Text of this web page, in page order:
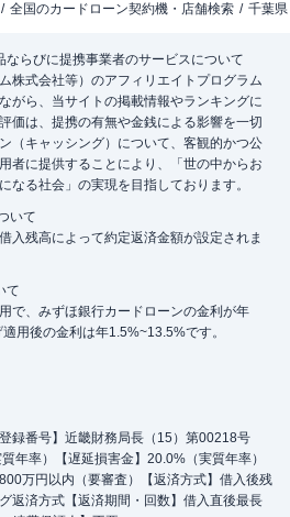
全国のカードローン契約機・店舗検索 千葉県
らびに提携事業者のサービスについて
株式会社等）のアフィリエイトプログラム
がら、当サイトの掲載情報やランキングに
価は、提携の有無や金銭による影響を一切
（キャッシング）について、客観的かつ公
者に提供することにより、「世の中からお
なる社会」の実現を目指しております。
いて
入残高によって約定返済金額が設定されま
て
で、みずほ銀行カードローンの金利が年
用後の金利は年1.5%~13.5%です。
録番号】近畿財務局長（15）第00218号
年率）【遅延損害金】20.0%（実質年率）
万円以内（要審査）【返済方式】借入後残
返済方式【返済期間・回数】借入直後最長